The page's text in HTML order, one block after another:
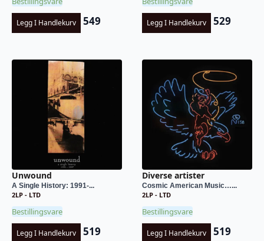
Legg I Handlekurv 549 Legg I Handlekurv 529
Unwound
A Single History: 1991-...
2LP - LTD
Bestillingsvare
Legg I Handlekurv 519
Diverse artister
Cosmic American Music…...
2LP - LTD
Bestillingsvare
Legg I Handlekurv 519